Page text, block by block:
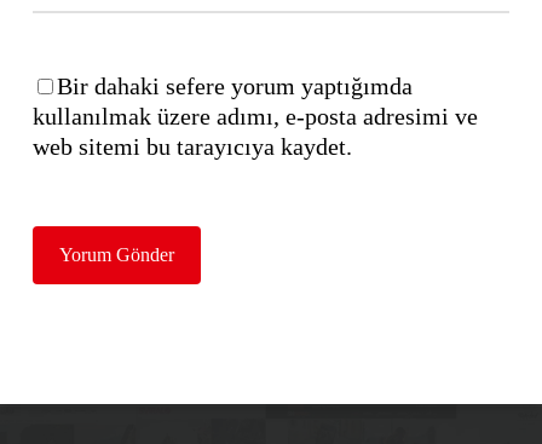
Bir dahaki sefere yorum yaptığımda
kullanılmak üzere adımı, e-posta adresimi ve
web sitemi bu tarayıcıya kaydet.